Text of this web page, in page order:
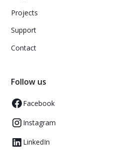
Projects
Support
Contact
Follow us
Facebook
Instagram
LinkedIn